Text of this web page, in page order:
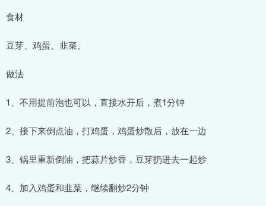
食材
豆芽、鸡蛋、韭菜、
做法
1、不用提前泡也可以，直接水开后，煮1分钟
2、接下来倒点油，打鸡蛋，鸡蛋炒散后，放在一边
3、锅里重新倒油，把蒜片炒香，豆芽扔进去一起炒
4、加入鸡蛋和韭菜，继续翻炒2分钟